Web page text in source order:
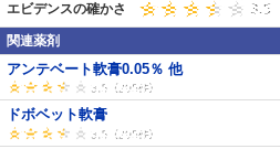
エビデンスの確かさ
関連薬剤
アンテベート軟膏0.05％ 他
ドボベット軟膏